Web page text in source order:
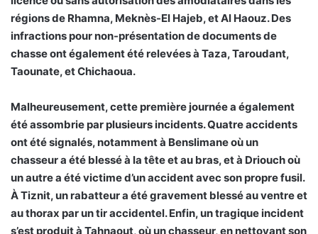
régions de Rhamna, Meknès-El Hajeb, et Al Haouz. Des
infractions pour non-présentation de documents de
chasse ont également été relevées à Taza, Taroudant,
Taounate, et Chichaoua.
Malheureusement, cette première journée a également
été assombrie par plusieurs incidents. Quatre accidents
ont été signalés, notamment à Benslimane où un
chasseur a été blessé à la tête et au bras, et à Driouch où
un autre a été victime d’un accident avec son propre fusil.
À Tiznit, un rabatteur a été gravement blessé au ventre et
au thorax par un tir accidentel. Enfin, un tragique incident
s’est produit à Tahnaout, où un chasseur, en nettoyant son